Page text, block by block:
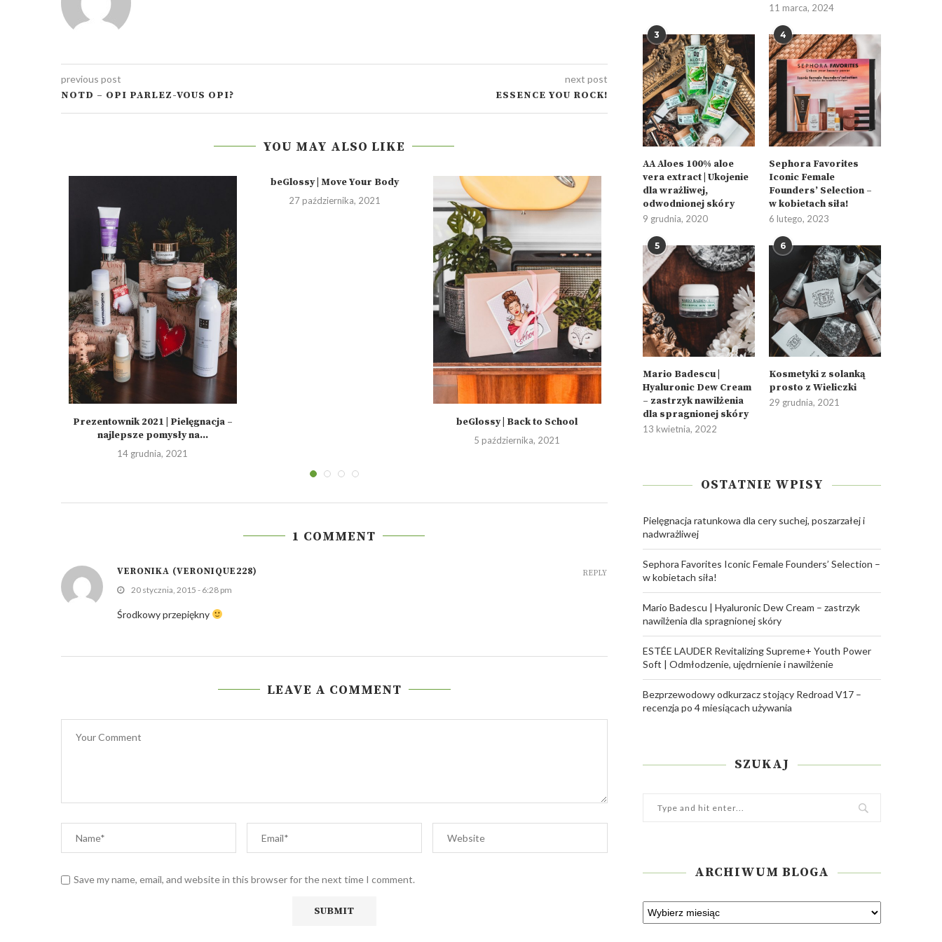
previous post
NOTD – OPI PARLEZ-VOUS OPI?
next post
ESSENCE YOU ROCK!
YOU MAY ALSO LIKE
Prezentownik 2021 | Pielęgnacja –
najlepsze pomysły na...
14 grudnia, 2021
beGlossy | Move Your Body
27 października, 2021
beGlossy | Back to School
5 października, 2021
beGlossy | Summer Time
1 COMMENT
VERONIKA (VERONIQUE228)
20 stycznia, 2015 - 6:28 pm
Środkowy przepiękny
REPLY
LEAVE A COMMENT
Save my name, email, and website in this browser for the next time I comment.
11 marca, 2024
3
AA Aloes 100% aloe
vera extract | Ukojenie
dla wrażliwej,
odwodnionej skóry
9 grudnia, 2020
4
Sephora Favorites
Iconic Female
Founders’ Selection –
w kobietach siła!
6 lutego, 2023
5
Mario Badescu |
Hyaluronic Dew Cream
– zastrzyk nawilżenia
dla spragnionej skóry
13 kwietnia, 2022
6
Kosmetyki z solanką
prosto z Wieliczki
29 grudnia, 2021
OSTATNIE WPISY
Pielęgnacja ratunkowa dla cery suchej, poszarzałej i
nadwrażliwej
Sephora Favorites Iconic Female Founders’ Selection –
w kobietach siła!
Mario Badescu | Hyaluronic Dew Cream – zastrzyk
nawilżenia dla spragnionej skóry
ESTÉE LAUDER Revitalizing Supreme+ Youth Power
Soft | Odmłodzenie, ujędrnienie i nawilżenie
Bezprzewodowy odkurzacz stojący Redroad V17 –
recenzja po 4 miesiącach używania
SZUKAJ
ARCHIWUM BLOGA